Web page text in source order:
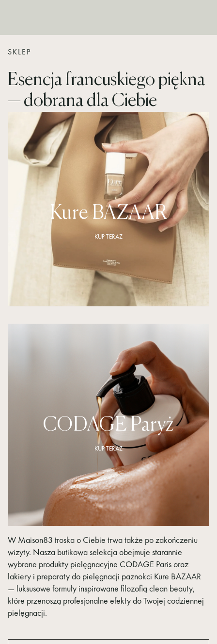
SKLEP
Esencja francuskiego piękna
— dobrana dla Ciebie
Kure BAZAAR
KUP TERAZ
CODAGE Paryż
KUP TERAZ
W Maison83 troska o Ciebie trwa także po zakończeniu
wizyty. Nasza butikowa selekcja obejmuje starannie
wybrane produkty pielęgnacyjne CODAGE Paris oraz
lakiery i preparaty do pielęgnacji paznokci Kure BAZAAR
— luksusowe formuły inspirowane filozofią clean beauty,
które przenoszą profesjonalne efekty do Twojej codziennej
pielęgnacji.